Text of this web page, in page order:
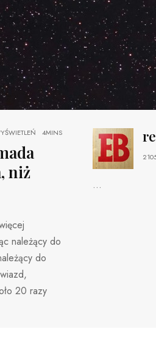
4MINS
niż
należący do
do
20 razy
...